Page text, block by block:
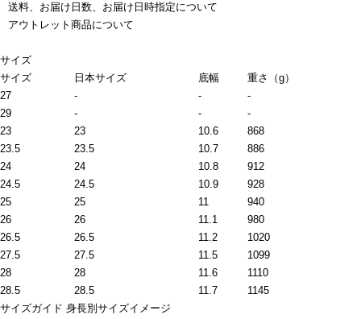
送料、お届け日数、お届け日時指定について
アウトレット商品について
サイズ
サイズ
日本サイズ 底幅
重さ（g）
27
- -
-
29
- -
-
23
23 10.6
868
23.5
23.5 10.7
886
24
24 10.8
912
24.5
24.5 10.9
928
25
25 11
940
26
26 11.1
980
26.5
26.5 11.2
1020
27.5
27.5 11.5
1099
28
28 11.6
1110
28.5
28.5 11.7
1145
サイズガイド 身長別サイズイメージ